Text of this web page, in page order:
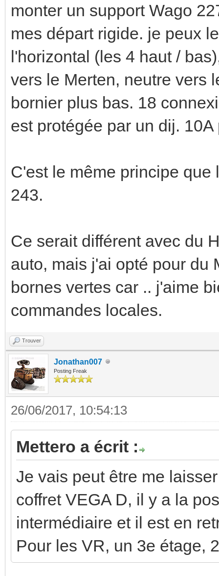
monter un support Wago
mes départ rigide. je peux
l'horizontal (les 4 haut /
vers le Merten, neutre vers
bornier plus bas. 18
est protégée par un dij.
C'est le même principe que
243.
Ce serait différent avec du
auto, mais j'ai opté pour du
bornes vertes car .. j'aime
commandes locales.
Trouver
Jonathan007
Posting Freak
26/06/2017, 10:54:13
Mettero a écrit :
Je vais peut être me
coffret VEGA D, il y a la
intermédiaire et il est en
Pour les VR, un 3e étage,